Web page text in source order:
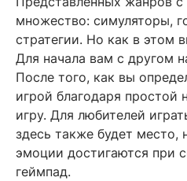
множество: симуляторы,
стратегии. Но как в этом
Для начала вам с другом
После того, как вы
игрой благодаря простой
игру. Для любителей
здесь также будет место,
эмоции достигаются при
геймпад.